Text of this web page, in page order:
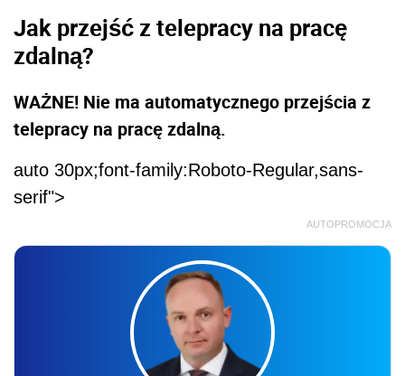
Jak przejść z telepracy na pracę
zdalną?
WAŻNE! Nie ma automatycznego przejścia z
telepracy na pracę zdalną.
auto 30px;font-family:Roboto-Regular,sans-
serif">
AUTOPROMOCJA